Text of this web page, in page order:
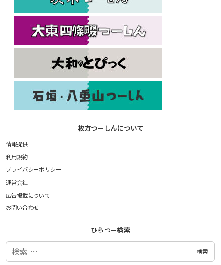
枚方つーしんについて
情報提供
利用規約
プライバシーポリシー
運営会社
広告掲載について
お問い合わせ
ひらつー検索
検
検索